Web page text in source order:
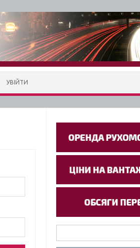
УВІЙТИ